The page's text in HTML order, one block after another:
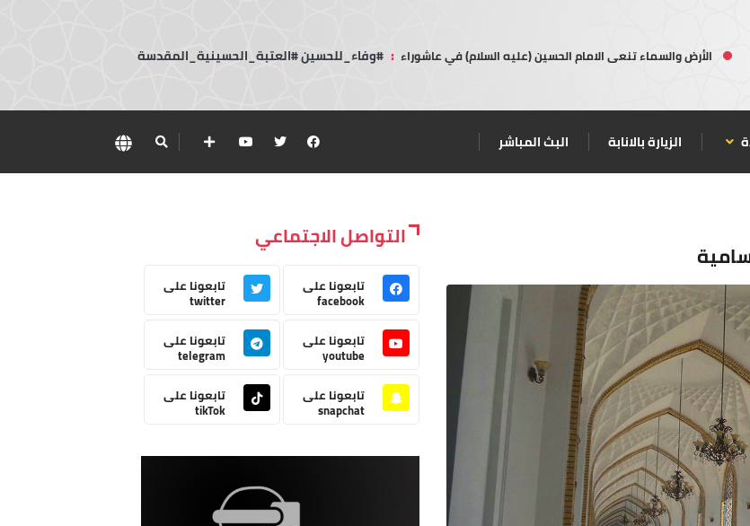
الأرض والسماء تنعى الامام الحسين (عليه السلام) في عاشوراء : #وفاء_للحسين #العتبة_الحسينية_المقدسة
الزيارة بالانابة البث المباشر
التواصل الاجتماعي
تابعونا على
facebook
تابعونا على
twitter
تابعونا على
youtube
تابعونا على
telegram
تابعونا على
snapchat
تابعونا على
tikTok